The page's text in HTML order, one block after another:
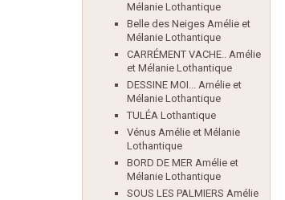
Mélanie Lothantique
Belle des Neiges Amélie et
Mélanie Lothantique
CARRÉMENT VACHE.. Amélie
et Mélanie Lothantique
DESSINE MOI... Amélie et
Mélanie Lothantique
TULÉA Lothantique
Vénus Amélie et Mélanie
Lothantique
BORD DE MER Amélie et
Mélanie Lothantique
SOUS LES PALMIERS Amélie